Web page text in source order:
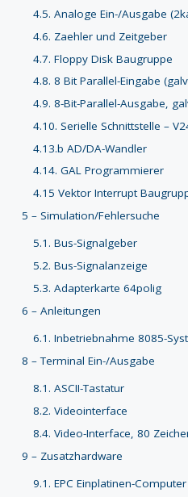
4.5. Analoge Ein-/Ausgabe
4.6. Zaehler und Zeitgeber
4.7. Floppy Disk Baugruppe
4.8. 8 Bit Parallel-Eingabe
4.9. 8-Bit-Parallel-Ausgabe,
4.10. Serielle Schnittstelle –
4.13.b AD/DA-Wandler
4.14. GAL Programmierer
4.15 Vektor Interrupt
5 – Simulation/Fehlersuche
5.1. Bus-Signalgeber
5.2. Bus-Signalanzeige
5.3. Adapterkarte 64polig
6 – Anleitungen
6.1. Inbetriebnahme 8085-
8 – Terminal Ein-/Ausgabe
8.1. ASCII-Tastatur
8.2. Videointerface
8.4. Video-Interface, 80
9 – Zusatzhardware
9.1. EPC Einplatinen-Computer